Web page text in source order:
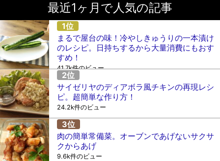
最近1ヶ月で人気の記事
まるで屋台の味！冷やしきゅうりの一本漬け
のレシピ。日持ちするから大量消費にもおす
すめ！
41.7k件のビュー
サイゼリヤのディアボラ風チキンの再現レシ
ピ。超簡単な作り方！
24.2k件のビュー
肉の簡単常備菜。オーブンであげないサクサ
クからあげ
9.6k件のビュー